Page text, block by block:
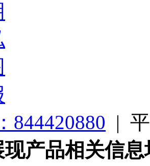
844420880 |
产品相关信